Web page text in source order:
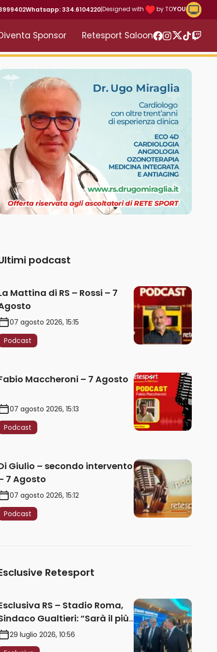
Whatsapp: 334.6104220|Designed with by TOYOU
Sponsor
Retesport Saloon
Twitter
podcast
Mattina di RS – Rossi – 7
07 agosto 2026, 15:15
Podcast
Maccheroni – 7 Agosto
07 agosto 2026, 15:13
Podcast
Giulio – secondo intervento
7 Agosto
07 agosto 2026, 15:12
Podcast
Retesport
RS – Stadio Roma,
Gualtieri: “Sarà il più
del mondo. Assoluta
politica. Prima pietra nel
29 luglio 2026, 10:56